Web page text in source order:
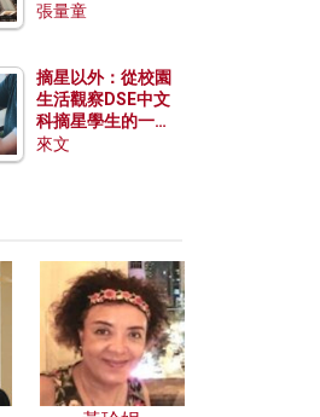
張量童
摘星以外：從校園
生活觀察DSE中文
科摘星學生的一點
特質
來文